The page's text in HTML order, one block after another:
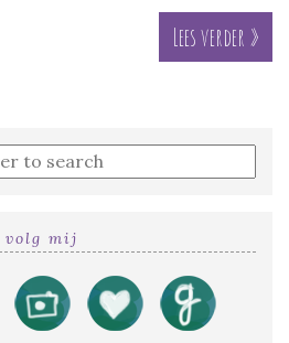
Lees verder »
volg mij